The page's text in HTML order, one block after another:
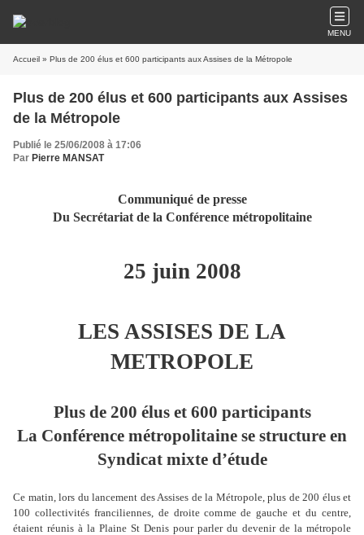
MENU
Accueil » Plus de 200 élus et 600 participants aux Assises de la Métropole
Plus de 200 élus et 600 participants aux Assises
de la Métropole
Publié le 25/06/2008 à 17:06
Par Pierre MANSAT
Communiqué de presse
Du Secrétariat de la Conférence métropolitaine
25 juin 2008
LES ASSISES DE LA
METROPOLE
Plus de 200 élus et 600 participants
La Conférence métropolitaine se structure en
Syndicat mixte d’étude
Ce matin, lors du lancement des Assises de la Métropole, plus de 200 élus et
100 collectivités franciliennes, de droite comme de gauche et du centre,
étaient réunis à la Plaine St Denis pour parler du devenir de la métropole